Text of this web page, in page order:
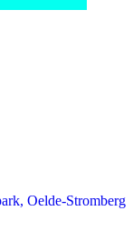
Oelde-Stromberg